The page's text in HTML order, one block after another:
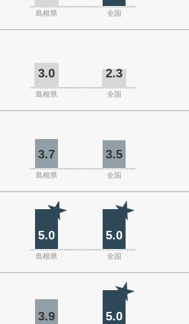
島根県 全国
3.0 2.3
島根県 全国
3.7 3.5
島根県 全国
5.0 5.0
島根県 全国
3.9 5.0